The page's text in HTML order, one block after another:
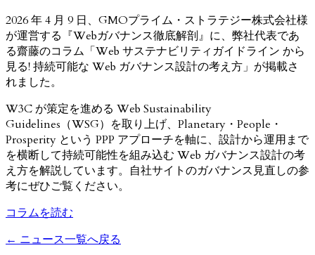
2026 年 4 月 9 日、GMOプライム・ストラテジー株式会社様
が運営する『Webガバナンス徹底解剖』に、弊社代表であ
る齋藤のコラム「Web サステナビリティガイドライン から
見る! 持続可能な Web ガバナンス設計の考え方」が掲載さ
れました。
W3C が策定を進める Web Sustainability
Guidelines（WSG）を取り上げ、Planetary・People・
Prosperity という PPP アプローチを軸に、設計から運用まで
を横断して持続可能性を組み込む Web ガバナンス設計の考
え方を解説しています。自社サイトのガバナンス見直しの参
考にぜひご覧ください。
コラムを読む
← ニュース一覧へ戻る